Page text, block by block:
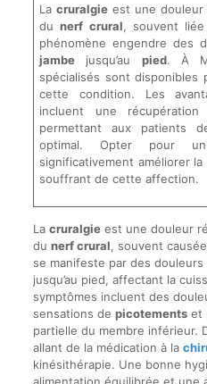
Lacruralgie est une douleur
dunerf crural, souvent
phénomène engendre des
jambe jusqu’au pied. À
spécialisés sont disponibles
cette condition. Les
incluent une
permettant aux patients
optimal. Opter pour
significativement améliorer
souffrant de cette affection.
La cruralgieest une douleur
du nerf crural, souvent
se manifeste par des
jusqu’au pied, affectant la
symptômes incluent des
sensations de picotementset
partielle du membre inférieur.
allant de la médication à la
kinésithérapie. Une bonne